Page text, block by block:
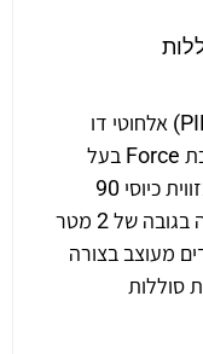
גלאי נפח אינפרא – אדם פאסיבי (PIR) אלחוטי דו
כיווני . תוצרת Pima ומתאים למערכת Force בעל
יכולת גילוי בשטח של עד 10 מטר ובזווית כיוסי 90
מעלות התקנה קלה מתאים להתקנה בגובה של 2 מטר
מעוצב בצורה
סוללות